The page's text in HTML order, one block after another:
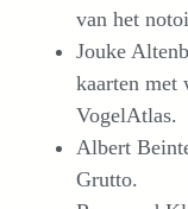
van het
Jouke
kaarten met
VogelAtlas.
Albert
Grutto.